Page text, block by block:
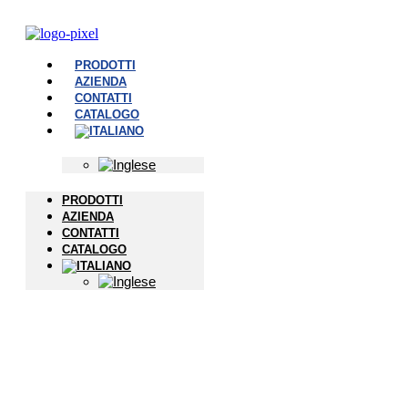
PRODOTTI
AZIENDA
CONTATTI
CATALOGO
PRODOTTI
AZIENDA
CONTATTI
CATALOGO